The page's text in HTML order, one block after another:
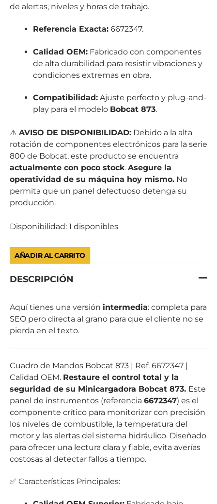
de alertas, niveles y horas de trabajo.
Referencia Exacta: 6672347.
Calidad OEM: Fabricado con componentes
de alta durabilidad para resistir vibraciones y
condiciones extremas en obra.
Compatibilidad: Ajuste perfecto y plug-and-
play para el modelo Bobcat 873.
⚠️ AVISO DE DISPONIBILIDAD: Debido a la alta
rotación de componentes electrónicos para la serie
800 de Bobcat, este producto se encuentra
actualmente con poco stock. Asegure la
operatividad de su máquina hoy mismo. No
permita que un panel defectuoso detenga su
producción.
Disponibilidad: 1 disponibles
AÑADIR AL CARRITO
DESCRIPCIÓN
Aquí tienes una versión intermedia: completa para
SEO pero directa al grano para que el cliente no se
pierda en el texto.
Cuadro de Mandos Bobcat 873 | Ref. 6672347 |
Calidad OEM. Restaure el control total y la
seguridad de su Minicargadora Bobcat 873. Este
panel de instrumentos (referencia 6672347) es el
componente crítico para monitorizar con precisión
los niveles de combustible, la temperatura del
motor y las alertas del sistema hidráulico. Diseñado
para ofrecer una lectura clara y fiable, evita averías
costosas al detectar fallos a tiempo.
✅ Características Principales: